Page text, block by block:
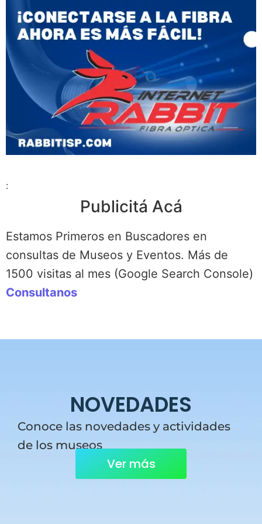
:
Publicitá Acá
Estamos Primeros en Buscadores en
consultas de Museos y Eventos. Más de
1500 visitas al mes (Google Search Console)
Consultanos
NOVEDADES
Conoce las novedades y actividades
de los museos
Ver más